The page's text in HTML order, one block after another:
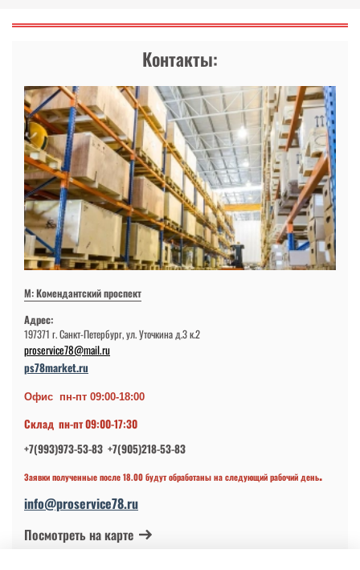
Контакты:
М: Комендантский проспект
Адрес:
197371 г. Санкт-Петербург, ул. Уточкина д.3 к.2
proservice78@mail.ru
ps78market.ru
Офис пн-пт 09:00-18:00
Склад пн-пт 09:00-17:30
+7(993)973-53-83 +7(905)218-53-83
Заявки полученные после 18.00 будут обработаны на следующий рабочий день.
info@proservice78.ru
Посмотреть на карте